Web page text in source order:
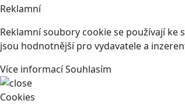
Reklamní
Reklamní soubory cookie se používají
jsou hodnotnější pro vydavatele a
Více informacíSouhlasím
Cookies